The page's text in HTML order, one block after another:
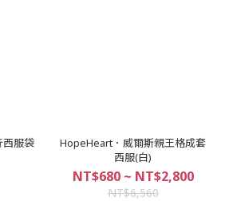
服袋
HopeHeart．威爾斯親王格成套
西服(白)
NT$680 ~ NT$2,800
NT$6,560